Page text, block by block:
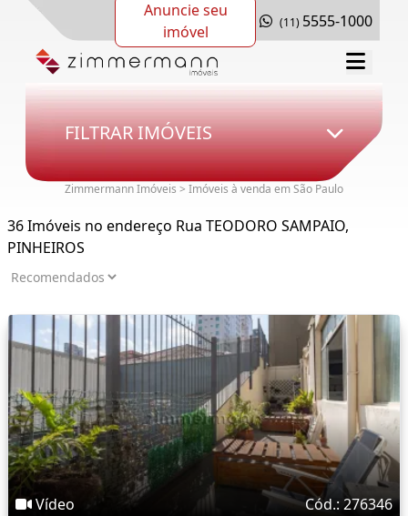
Anuncie seu
imóvel
(11) 5555-1000
FILTRAR IMÓVEIS
Zimmermann Imóveis > Imóveis à venda em São Paulo
36 Imóveis no endereço Rua TEODORO SAMPAIO,
PINHEIROS
Vídeo Cód.: 276346